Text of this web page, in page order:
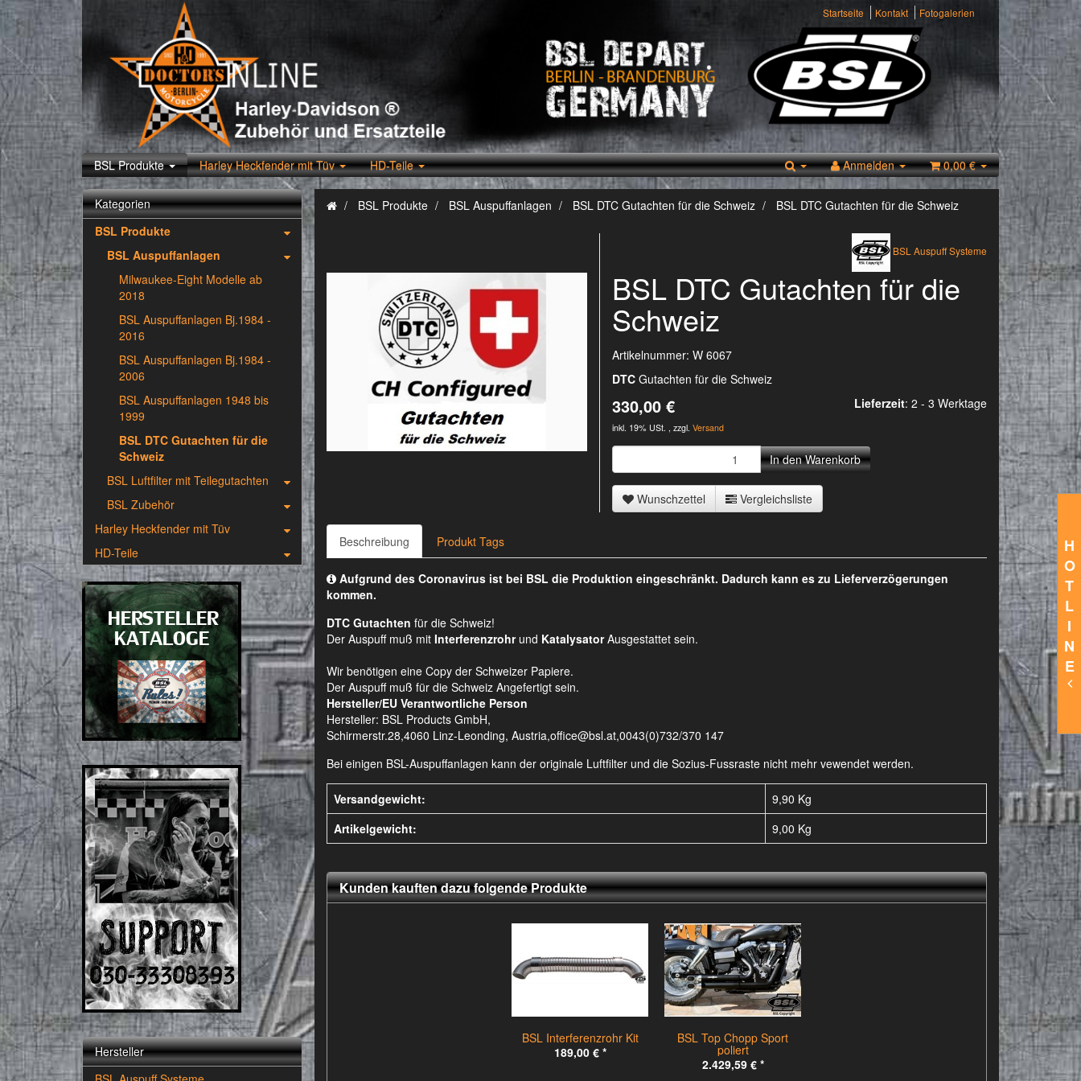
H
O
T
L
I
N
E
Startseite Kontakt Fotogalerien
BSL Produkte Harley Heckfender mit Tüv HD-Teile Anmelden 0,00 €
BSL Produkte BSL Auspuffanlagen BSL DTC Gutachten für die Schweiz BSL DTC Gutachten für die Schweiz
BSL Auspuff Systeme
BSL DTC Gutachten für die
Schweiz
Artikelnummer:W 6067
DTC Gutachten für die Schweiz
330,00 €
inkl. 19% USt. , zzgl.Versand
Lieferzeit: 2 - 3 Werktage
In den Warenkorb
Wunschzettel Vergleichsliste
Beschreibung Produkt Tags
Aufgrund des Coronavirus ist bei BSL die Produktion eingeschränkt. Dadurch kann es zu Lieferverzögerungen
kommen.
DTC Gutachten für die Schweiz!
Der Auspuff muß mit Interferenzrohrund KatalysatorAusgestattet sein.
Wir benötigen eine Copy der Schweizer Papiere.
Der Auspuff muß für die Schweiz Angefertigt sein.
Hersteller/EU Verantwortliche Person
Hersteller: BSL Products GmbH,
Schirmerstr.28,4060 Linz-Leonding, Austria,office@bsl.at,0043(0)732/370 147
Bei einigen BSL-Auspuffanlagen kann der originale Luftfilter und die Sozius-Fussraste nicht mehr vewendet werden.
Versandgewicht:
9,90 Kg
Artikelgewicht:
9,00 Kg
Kunden kauften dazu folgende Produkte
BSL Interferenzrohr Kit
189,00 € *
BSL Top Chopp Sport
poliert
2.429,59 € *
Kategorien
BSL Produkte
BSL Auspuffanlagen
Milwaukee-Eight Modelle ab
2018
BSL Auspuffanlagen Bj.1984 -
2016
BSL Auspuffanlagen Bj.1984 -
2006
BSL Auspuffanlagen 1948 bis
1999
BSL DTC Gutachten für die
Schweiz
BSL Luftfilter mit Teilegutachten
BSL Zubehör
Harley Heckfender mit Tüv
HD-Teile
Hersteller